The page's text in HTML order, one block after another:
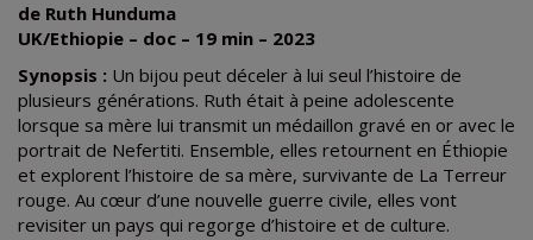
de Ruth Hunduma
UK/Ethiopie – doc – 19 min – 2023
Synopsis : Un bijou peut déceler à lui seul l’histoire de
plusieurs générations. Ruth était à peine adolescente
lorsque sa mère lui transmit un médaillon gravé en or avec le
portrait de Nefertiti. Ensemble, elles retournent en Éthiopie
et explorent l’histoire de sa mère, survivante de La Terreur
rouge. Au cœur d’une nouvelle guerre civile, elles vont
revisiter un pays qui regorge d’histoire et de culture.